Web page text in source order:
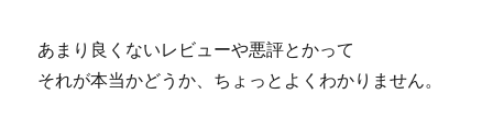
あまり良くないレビューや悪評とかって
それが本当かどうか、ちょっとよくわかりません。